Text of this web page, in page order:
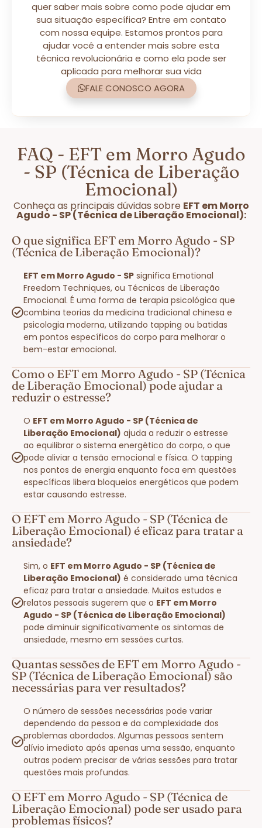
quer saber mais sobre como pode ajudar em
sua situação específica? Entre em contato
com nossa equipe. Estamos prontos para
ajudar você a entender mais sobre esta
técnica revolucionária e como ela pode ser
aplicada para melhorar sua vida
FALE CONOSCO AGORA
FAQ - EFT em Morro Agudo
- SP (Técnica de Liberação
Emocional)
Conheça as principais dúvidas sobre EFT em Morro
Agudo - SP (Técnica de Liberação Emocional):
O que significa EFT em Morro Agudo - SP
(Técnica de Liberação Emocional)?
EFT em Morro Agudo - SP significa Emotional
Freedom Techniques, ou Técnicas de Liberação
Emocional. É uma forma de terapia psicológica que
combina teorias da medicina tradicional chinesa e
psicologia moderna, utilizando tapping ou batidas
em pontos específicos do corpo para melhorar o
bem-estar emocional.
Como o EFT em Morro Agudo - SP (Técnica
de Liberação Emocional) pode ajudar a
reduzir o estresse?
O EFT em Morro Agudo - SP (Técnica de
Liberação Emocional) ajuda a reduzir o estresse
ao equilibrar o sistema energético do corpo, o que
pode aliviar a tensão emocional e física. O tapping
nos pontos de energia enquanto foca em questões
específicas libera bloqueios energéticos que podem
estar causando estresse.
O EFT em Morro Agudo - SP (Técnica de
Liberação Emocional) é eficaz para tratar a
ansiedade?
Sim, o EFT em Morro Agudo - SP (Técnica de
Liberação Emocional) é considerado uma técnica
eficaz para tratar a ansiedade. Muitos estudos e
relatos pessoais sugerem que o EFT em Morro
Agudo - SP (Técnica de Liberação Emocional)
pode diminuir significativamente os sintomas de
ansiedade, mesmo em sessões curtas.
Quantas sessões de EFT em Morro Agudo -
SP (Técnica de Liberação Emocional) são
necessárias para ver resultados?
O número de sessões necessárias pode variar
dependendo da pessoa e da complexidade dos
problemas abordados. Algumas pessoas sentem
alívio imediato após apenas uma sessão, enquanto
outras podem precisar de várias sessões para tratar
questões mais profundas.
O EFT em Morro Agudo - SP (Técnica de
Liberação Emocional) pode ser usado para
problemas físicos?